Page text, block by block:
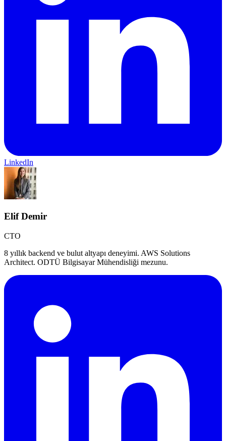
LinkedIn
Elif Demir
CTO
8 yıllık backend ve bulut altyapı deneyimi. AWS Solutions
Architect. ODTÜ Bilgisayar Mühendisliği mezunu.